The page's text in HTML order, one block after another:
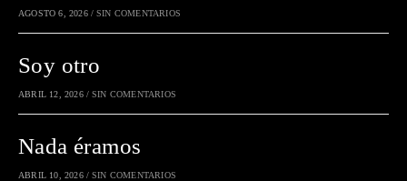
AGOSTO 6, 2026 / SIN COMENTARIOS
Soy otro
ABRIL 12, 2026 / SIN COMENTARIOS
Nada éramos
ABRIL 10, 2026 / SIN COMENTARIOS